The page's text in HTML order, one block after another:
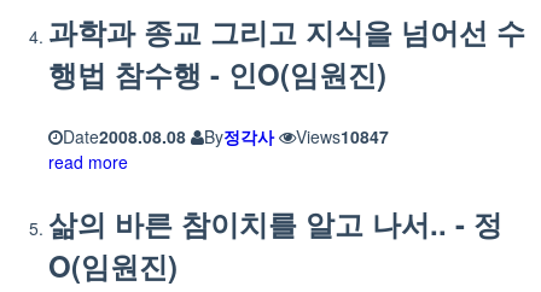
과학과 종교 그리고 지식을 넘어선 수
행법 참수행 - 인O(임원진)
Date2008.08.08 By정각사 Views10847
read more
삶의 바른 참이치를 알고 나서.. - 정
O(임원진)